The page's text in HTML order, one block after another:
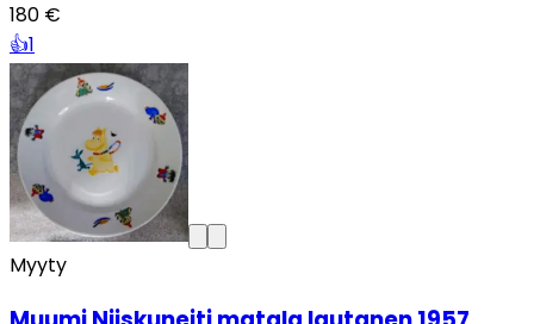
180 €
👍1
Myyty